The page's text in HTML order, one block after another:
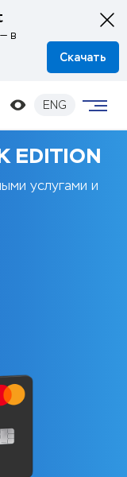
в
Скачать
ENG
EDITION
услугами и